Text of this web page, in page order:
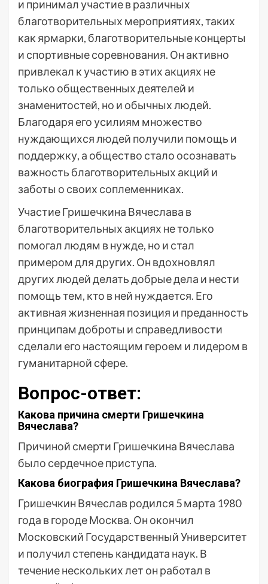
и принимал участие в различных
благотворительных мероприятиях, таких
как ярмарки, благотворительные концерты
и спортивные соревнования. Он активно
привлекал к участию в этих акциях не
только общественных деятелей и
знаменитостей, но и обычных людей.
Благодаря его усилиям множество
нуждающихся людей получили помощь и
поддержку, а общество стало осознавать
важность благотворительных акций и
заботы о своих соплеменниках.
Участие Гришечкина Вячеслава в
благотворительных акциях не только
помогал людям в нужде, но и стал
примером для других. Он вдохновлял
других людей делать добрые дела и нести
помощь тем, кто в ней нуждается. Его
активная жизненная позиция и преданность
принципам доброты и справедливости
сделали его настоящим героем и лидером в
гуманитарной сфере.
Вопрос-ответ:
Какова причина смерти Гришечкина
Вячеслава?
Причиной смерти Гришечкина Вячеслава
было сердечное приступа.
Какова биография Гришечкина Вячеслава?
Гришечкин Вячеслав родился 5 марта 1980
года в городе Москва. Он окончил
Московский Государственный Университет
и получил степень кандидата наук. В
течение нескольких лет он работал в